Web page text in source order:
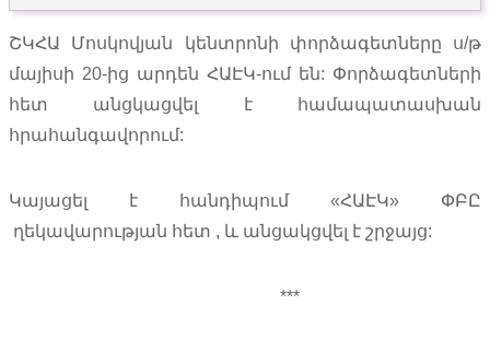
ՇԿՀԱ Մոսկովյան կենտրոնի փորձագետները ս/թ
մայիսի 20-ից արդեն ՀԱԷԿ-ում են: Փորձագետների
հետ անցկացվել է համապատասխան
հրահանգավորում:
Կայացել է հանդիպում «ՀԱԷԿ» ՓԲԸ
ղեկավարության հետ , և անցակցվել է շրջայց:
***